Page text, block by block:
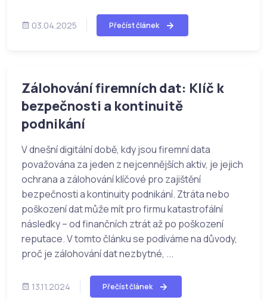
03.04.2025 Přečíst článek
Zálohování firemních dat: Klíč k
bezpečnosti a kontinuitě
podnikání
V dnešní digitální době, kdy jsou firemní data
považována za jeden z nejcennějších aktiv, je jejich
ochrana a zálohování klíčové pro zajištění
bezpečnosti a kontinuity podnikání. Ztráta nebo
poškození dat může mít pro firmu katastrofální
následky – od finančních ztrát až po poškození
reputace. V tomto článku se podíváme na důvody,
proč je zálohování dat nezbytné, ...
13.11.2024 Přečíst článek